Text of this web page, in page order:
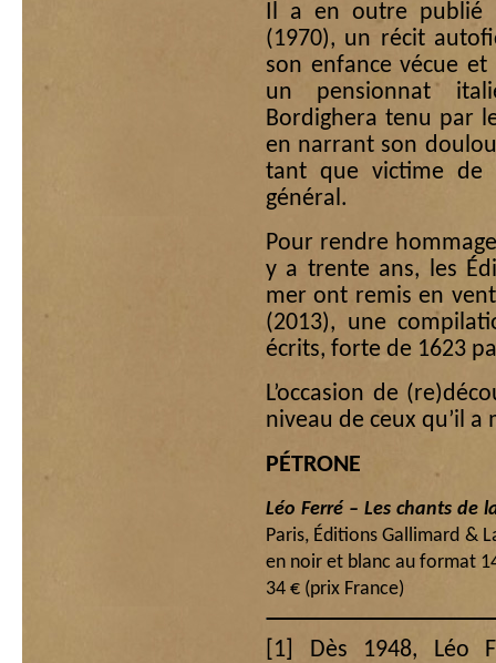
Il a en outre
(1970), un récit
son enfance vécue
un pensionnat
Bordighera tenu par
en narrant son
tant que victime de
général.
Pour rendre
y a trente ans, les
mer ont remis en
(2013), une
écrits, forte de 1623
L’occasion de
niveau de ceux qu’il a
PÉTRONE
Léo Ferré – Les chants de
Paris, Éditions Gallimard &
en noir et blanc au format
34 € (prix France)
[1]
Dès 1948, Léo